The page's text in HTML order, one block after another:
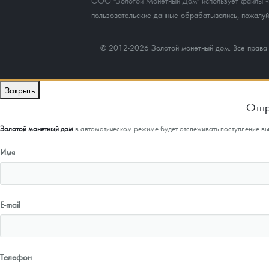
пользовательские данные обрабатывались,
© 2012-2026 Золотой монетный дом. Все
Закрыть
Золотой монетный домв автоматическом режиме будет отслеживать
Имя
E-mail
Телефон